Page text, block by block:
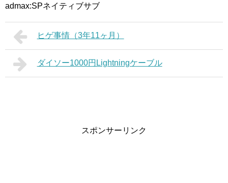
admax:SPネイティブサブ
ヒゲ事情（3年11ヶ月）
ダイソー1000円Lightningケーブル
スポンサーリンク